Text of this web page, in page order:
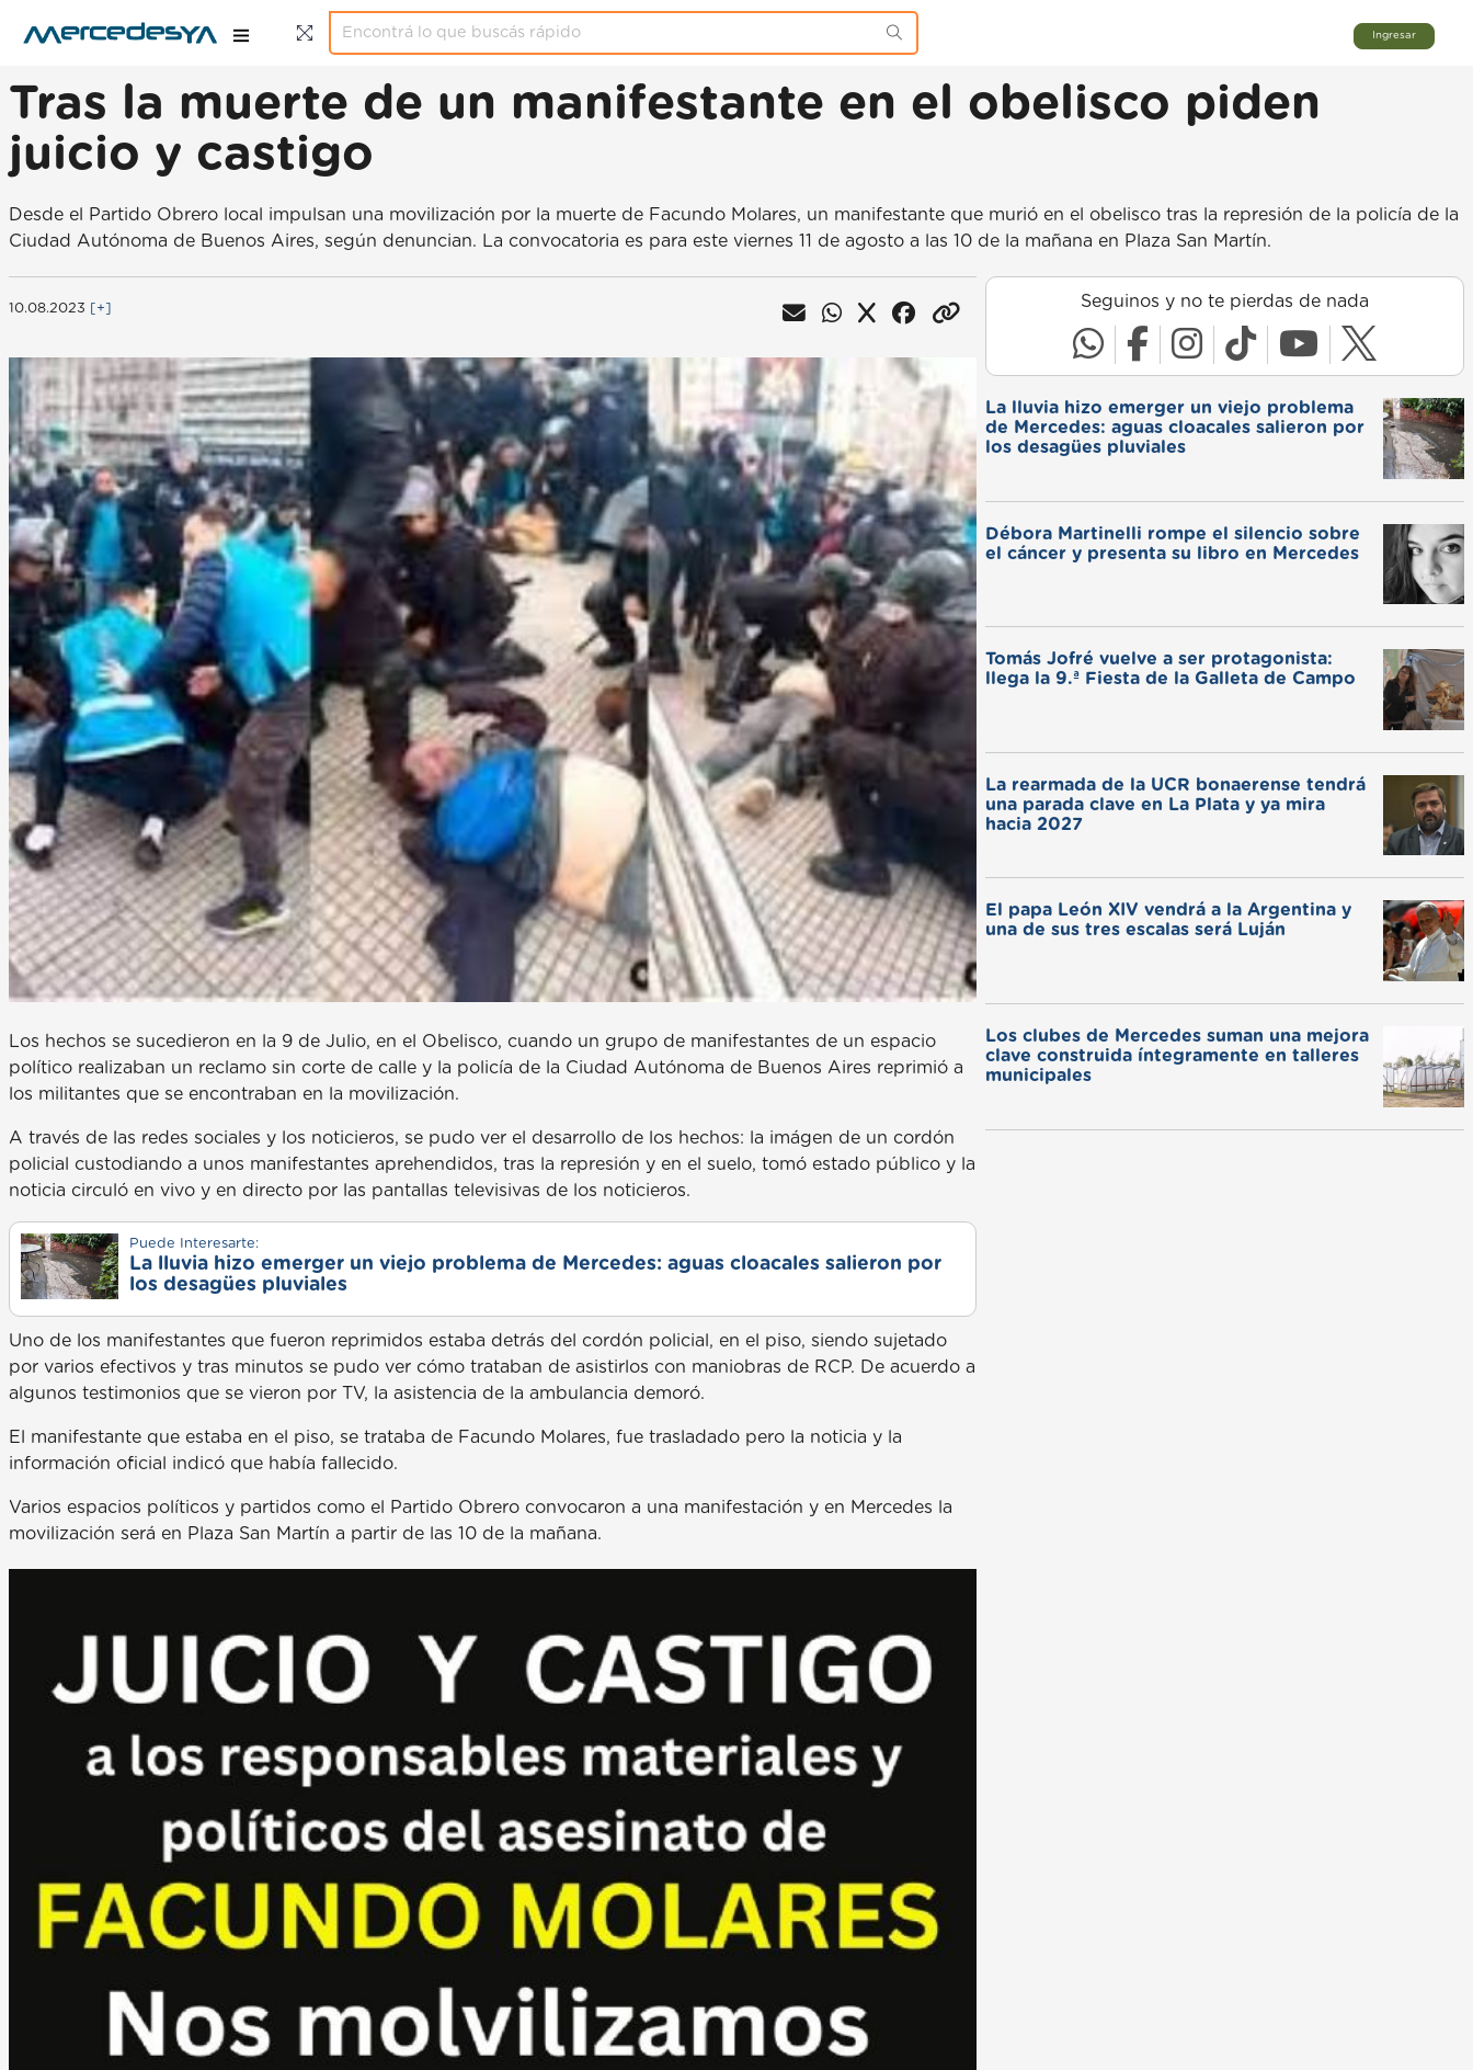
Ingresar
Tras la muerte de un manifestante en el obelisco piden
juicio y castigo
Desde el Partido Obrero local impulsan una movilización por la muerte de Facundo Molares, un manifestante que murió en el obelisco tras la represión de la policía de la
Ciudad Autónoma de Buenos Aires, según denuncian. La convocatoria es para este viernes 11 de agosto a las 10 de la mañana en Plaza San Martín.
10.08.2023 [+]
Los hechos se sucedieron en la 9 de Julio, en el Obelisco, cuando un grupo de manifestantes de un espacio
político realizaban un reclamo sin corte de calle y la policía de la Ciudad Autónoma de Buenos Aires reprimió a
los militantes que se encontraban en la movilización.
A través de las redes sociales y los noticieros, se pudo ver el desarrollo de los hechos: la imágen de un cordón
policial custodiando a unos manifestantes aprehendidos, tras la represión y en el suelo, tomó estado público y la
noticia circuló en vivo y en directo por las pantallas televisivas de los noticieros.
Puede Interesarte:
La lluvia hizo emerger un viejo problema de Mercedes: aguas cloacales salieron por
los desagües pluviales
Uno de los manifestantes que fueron reprimidos estaba detrás del cordón policial, en el piso, siendo sujetado
por varios efectivos y tras minutos se pudo ver cómo trataban de asistirlos con maniobras de RCP. De acuerdo a
algunos testimonios que se vieron por TV, la asistencia de la ambulancia demoró.
El manifestante que estaba en el piso, se trataba de Facundo Molares, fue trasladado pero la noticia y la
información oficial indicó que había fallecido.
Varios espacios políticos y partidos como el Partido Obrero convocaron a una manifestación y en Mercedes la
movilización será en Plaza San Martín a partir de las 10 de la mañana.
Seguinos y no te pierdas de nada
La lluvia hizo emerger un viejo problema
de Mercedes: aguas cloacales salieron por
los desagües pluviales
Débora Martinelli rompe el silencio sobre
el cáncer y presenta su libro en Mercedes
Tomás Jofré vuelve a ser protagonista:
llega la 9.ª Fiesta de la Galleta de Campo
La rearmada de la UCR bonaerense tendrá
una parada clave en La Plata y ya mira
hacia 2027
El papa León XIV vendrá a la Argentina y
una de sus tres escalas será Luján
Los clubes de Mercedes suman una mejora
clave construida íntegramente en talleres
municipales